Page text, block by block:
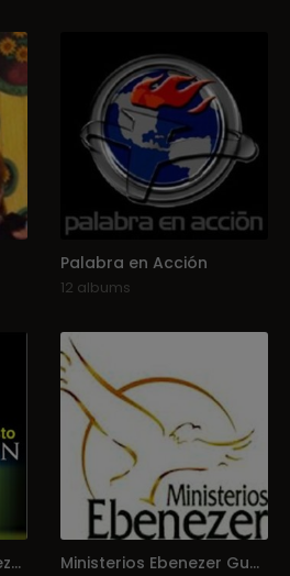
Palabra en Acción
12 albums
Iglesia de Cristo Ebenezer Honduras Ministerios Ebenezer Guatemala